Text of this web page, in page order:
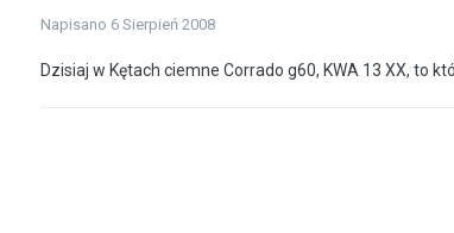
Napisano 6 Sierpień 2008
Dzisiaj w Kętach ciemne Corrado g60, KWA 13 XX, to